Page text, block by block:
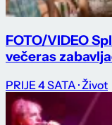
FOTO/VIDEO
večeras
PRIJE 4 SATA · Život